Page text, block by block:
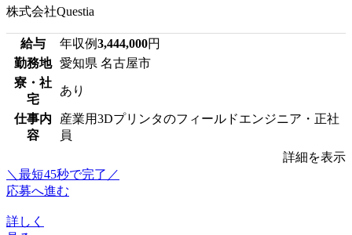
株式会社Questia
給与 年収例3,444,000円
勤務地
愛知県 名古屋市
寮・社
宅
あり
仕事内
容
産業用3Dプリンタのフィールドエンジニア・正社
員
詳細を表示
＼最短45秒で完了／
応募へ進む
詳しく